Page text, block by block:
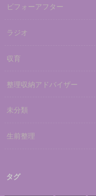
ビフォーアフター
ラジオ
収育
整理収納アドバイザー
未分類
生前整理
タグ